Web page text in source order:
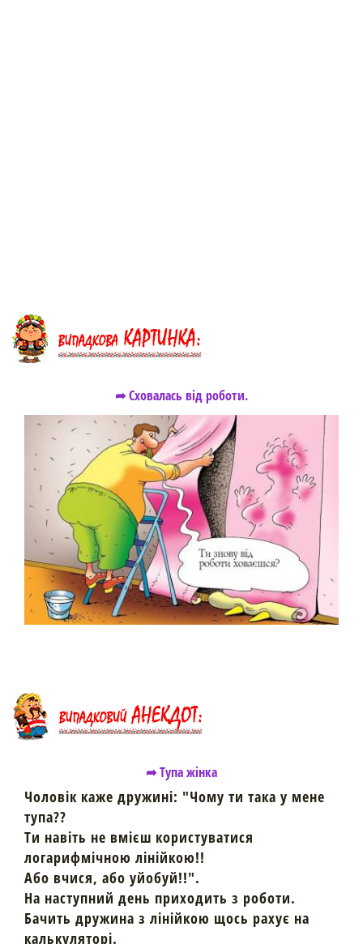
➦ Сховалась від роботи.
➦ Тупа жінка
Чоловік каже дружині: "Чому ти така у мене
тупа??
Ти навіть не вмієш користуватися
логарифмічною лінійкою!!
Або вчися, або уйобуй!!".
На наступний день приходить з роботи.
Бачить дружина з лінійкою щось рахує на
калькуляторі.